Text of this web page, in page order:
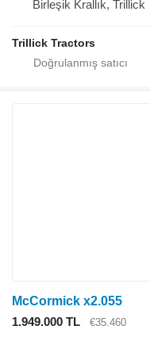
Birleşik Krallık, Trillick
Trillick Tractors
McCormick x2.055
1.949.000 TL
€35.460